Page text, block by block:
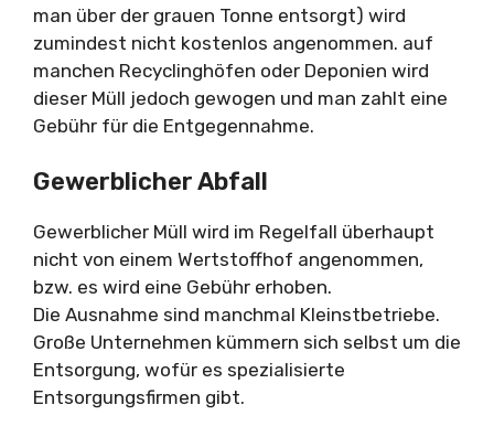
man über der grauen Tonne entsorgt) wird
zumindest nicht kostenlos angenommen. auf
manchen Recyclinghöfen oder Deponien wird
dieser Müll jedoch gewogen und man zahlt eine
Gebühr für die Entgegennahme.
Gewerblicher Abfall
Gewerblicher Müll wird im Regelfall überhaupt
nicht von einem Wertstoffhof angenommen,
bzw. es wird eine Gebühr erhoben.
Die Ausnahme sind manchmal Kleinstbetriebe.
Große Unternehmen kümmern sich selbst um die
Entsorgung, wofür es spezialisierte
Entsorgungsfirmen gibt.